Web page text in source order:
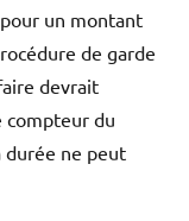
un montant
de garde
devrait
compteur du
durée ne peut